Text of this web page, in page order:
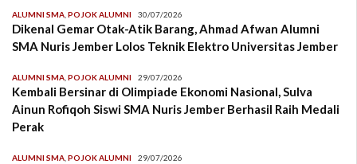
ALUMNI SMA POJOK ALUMNI 30/07/2026
Dikenal Gemar Otak-Atik Barang, Ahmad Afwan Alumni
SMA Nuris Jember Lolos Teknik Elektro Universitas Jember
ALUMNI SMA POJOK ALUMNI 29/07/2026
Kembali Bersinar di Olimpiade Ekonomi Nasional, Sulva
Ainun Rofiqoh Siswi SMA Nuris Jember Berhasil Raih Medali
Perak
ALUMNI SMA POJOK ALUMNI 29/07/2026